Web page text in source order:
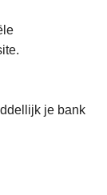
je bank